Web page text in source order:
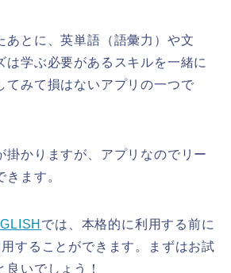
あとに、英単語（語彙力）や文
は学ぶ必要があるスキルを一緒に
てみて損はないアプリの一つで
掛かりますが、アプリなのでリー
ます。
では、本格的に利用する前に
用することができます。まずはお試
良いでしょう！